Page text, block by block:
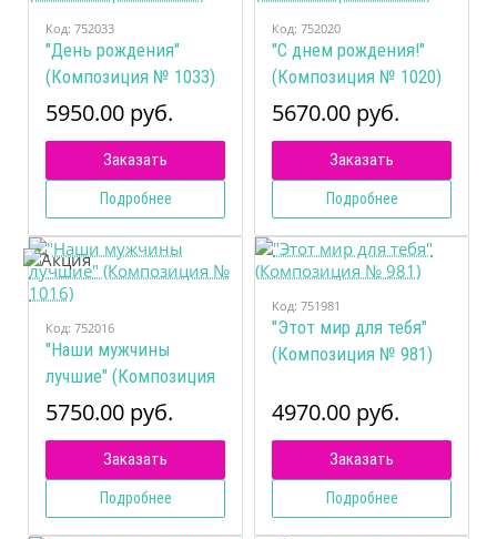
Код: 752033
"День рождения"
(Композиция № 1033)
5950.00 руб.
Заказать
Подробнее
Код: 752020
"С днем рождения!"
(Композиция № 1020)
5670.00 руб.
Заказать
Подробнее
Код: 752016
"Наши мужчины
лучшие" (Композиция
№ 1016)
5750.00 руб.
Заказать
Подробнее
Код: 751981
"Этот мир для тебя"
(Композиция № 981)
4970.00 руб.
Заказать
Подробнее